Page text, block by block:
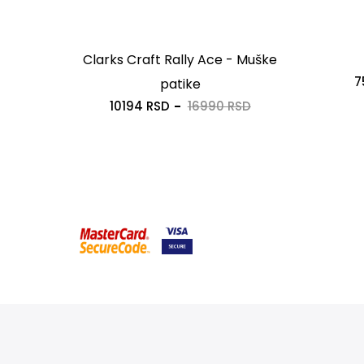
Clarks Craft Rally Ace - Muške
patike
10194 RSD 16990 RSD